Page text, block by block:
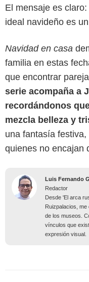
El mensaje es
ideal navideño es
Navidad en casa
familia en estas
que encontrar
serie acompaña a
recordándonos
mezcla belleza y
una fantasía
quienes no encajan
Luis Fernando
Redactor
Desde 'El arca
Ruizpalacios,
de los museos.
vínculos que
expresión visual.